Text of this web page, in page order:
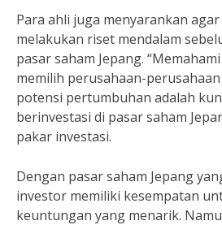
Para ahli juga menyarankan
melakukan riset mendalam
pasar saham Jepang.
memilih perusahaan-
potensi pertumbuhan adalah
berinvestasi di pasar saham
pakar investasi.
Dengan pasar saham Jepang
investor memiliki kesempatan
keuntungan yang menarik.